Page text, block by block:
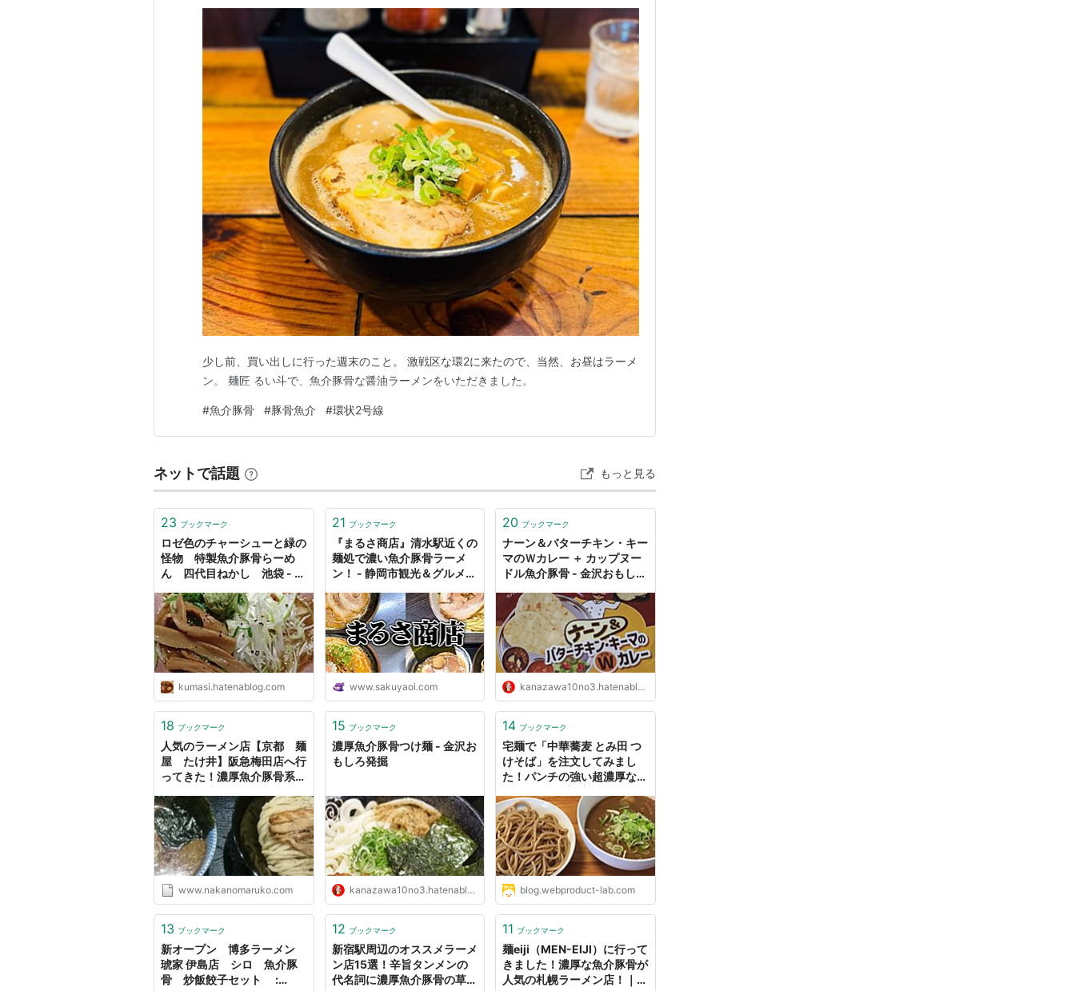
少し前、買い出しに行った週末のこと。 激戦区な環2に来たので、当然、お昼はラーメ
ン。 麺匠 るい斗で、魚介豚骨な醤油ラーメンをいただきました。
#魚介豚骨 #豚骨魚介 #環状2号線
ネットで話題 もっと見る
23 ブックマーク
ロゼ色のチャーシューと緑の
怪物 特製魚介豚骨らーめ
ん 四代目ねかし 池袋 - 散
せ
kumasi.hatenablog.com
21 ブックマーク
『まるさ商店』清水駅近くの
麺処で濃い魚介豚骨ラーメ
ン！ - 静岡市観光＆グルメブ
ら』
www.sakuyaoi.com
20 ブックマーク
ナーン＆バターチキン・キー
マのＷカレー ＋ カップヌー
ドル魚介豚骨 - 金沢おもしろ
kanazawa10no3.hatenablog.com
18 ブックマーク
人気のラーメン店【京都 麺
屋 たけ井】阪急梅田店へ行
ってきた！濃厚魚介豚骨系つ
www.nakanomaruko.com
15 ブックマーク
濃厚魚介豚骨つけ麺 - 金沢お
もしろ発掘
kanazawa10no3.hatenablog.com
14 ブックマーク
宅麺で「中華蕎麦 とみ田 つ
けそば」を注文してみまし
た！パンチの強い超濃厚な魚
｜きょうも食べてみました。
blog.webproduct-lab.com
13 ブックマーク
新オープン 博多ラーメン
琥家 伊島店 シロ 魚介豚
骨 炒飯餃子セット :
12 ブックマーク
新宿駅周辺のオススメラーメ
ン店15選！辛旨タンメンの
代名詞に濃厚魚介豚骨の草分
11 ブックマーク
麺eiji（MEN-EIJI）に行って
きました！濃厚な魚介豚骨が
人気の札幌ラーメン店！｜き